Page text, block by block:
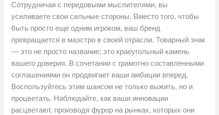
Сотрудничая с передовыми мыслителями, вы
усиливаете свои сильные стороны. Вместо того, чтобы
быть просто еще одним игроком, ваш бренд
превращается в маэстро в своей отрасли. Товарный знак
— это не просто название; это краеугольный камень
вашего доверия. В сочетании с грамотно составленными
соглашениями он продвигает ваши амбиции вперед.
Воспользуйтесь этим шансом не только выжить, но и
процветать. Наблюдайте, как ваши инновации
расцветают, производя фурор на рынках, которых они